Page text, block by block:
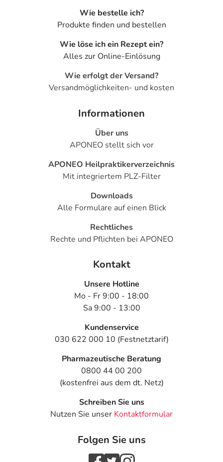
Wie bestelle ich?
Produkte finden und bestellen
Wie löse ich ein Rezept ein?
Alles zur Online-Einlösung
Wie erfolgt der Versand?
Versandmöglichkeiten- und kosten
Informationen
Über uns
APONEO stellt sich vor
APONEO Heilpraktikerverzeichnis
Mit integriertem PLZ-Filter
Downloads
Alle Formulare auf einen Blick
Rechtliches
Rechte und Pflichten bei APONEO
Kontakt
Unsere Hotline
Mo - Fr 9:00 - 18:00
Sa 9:00 - 13:00
Kundenservice
030 622 000 10 (Festnetztarif)
Pharmazeutische Beratung
0800 44 00 200
(kostenfrei aus dem dt. Netz)
Schreiben Sie uns
Nutzen Sie unser Kontaktformular
Folgen Sie uns